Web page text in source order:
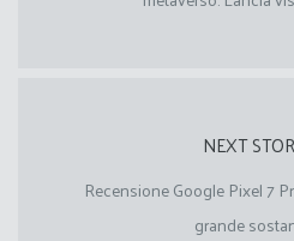
NEXT
Recensione Google Pixel 7
grande